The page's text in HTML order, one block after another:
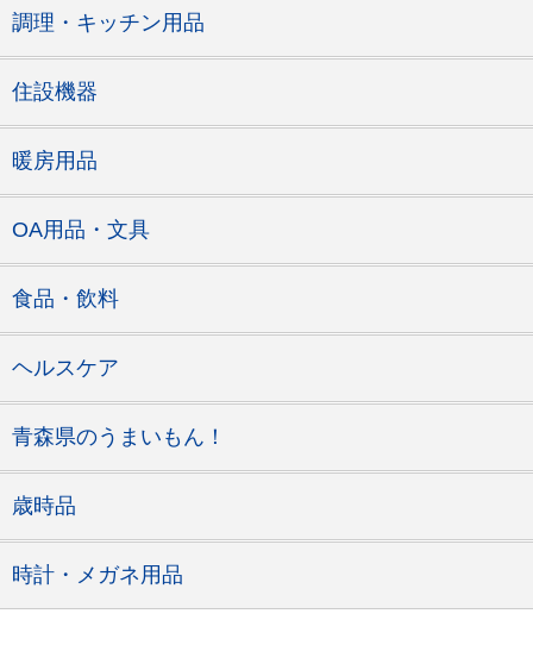
調理・キッチン用品
住設機器
暖房用品
OA用品・文具
食品・飲料
ヘルスケア
青森県のうまいもん！
歳時品
時計・メガネ用品